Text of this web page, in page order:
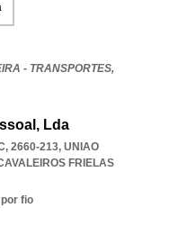
- TRANSPORTES,
Lda
2660-213, UNIAO
FRIELAS
fio